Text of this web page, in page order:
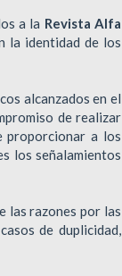
a la Revista Alfa
la identidad de los
alcanzados en el
de realizar
proporcionar a los
los señalamientos
las razones por las
de duplicidad,